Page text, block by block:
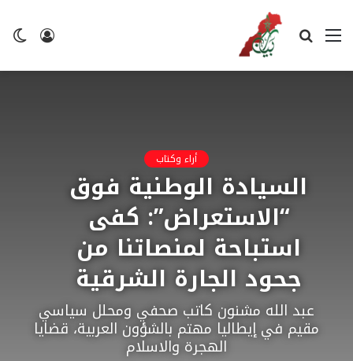
تسجيل
القائمة بحث
أراء وكتاب
السيادة الوطنية فوق
“الاستعراض”: كفى
استباحة لمنصاتنا من
جحود الجارة الشرقية
عبد الله مشنون كاتب صحفي ومحلل سياسي
مقيم في إيطاليا مهتم بالشؤون العربية، قضايا
الهجرة والاسلام